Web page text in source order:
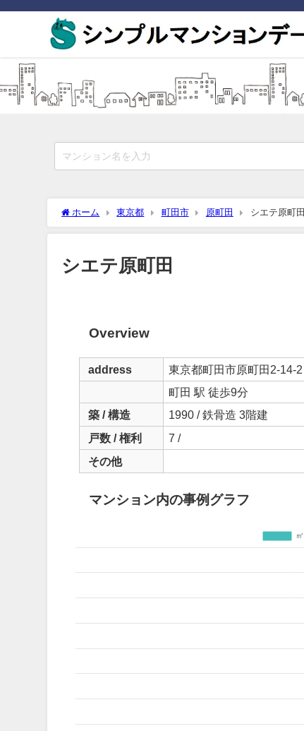
ホーム 東京都 町田市 原町田 シエテ原町田
シエテ原町田
Overview
address
東京都町田市原町田2-14-2
町田 駅 徒歩9分
築 / 構造
1990 / 鉄骨造 3階建
戸数 / 権利 7 /
その他
マンション内の事例グラフ